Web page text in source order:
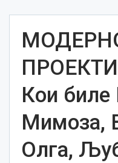
Кои биле
Мимоза,
Олга,